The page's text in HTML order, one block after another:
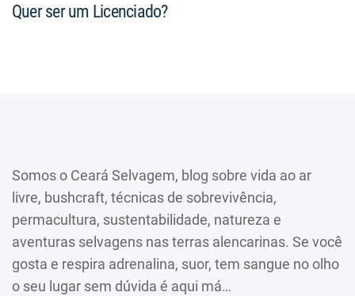
Quer ser um Licenciado?
Somos o Ceará Selvagem, blog sobre vida ao ar
livre, bushcraft, técnicas de sobrevivência,
permacultura, sustentabilidade, natureza e
aventuras selvagens nas terras alencarinas. Se você
gosta e respira adrenalina, suor, tem sangue no olho
o seu lugar sem dúvida é aqui má…